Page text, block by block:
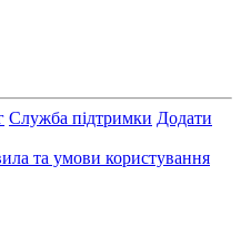
Служба підтримки Додати
та умови користування